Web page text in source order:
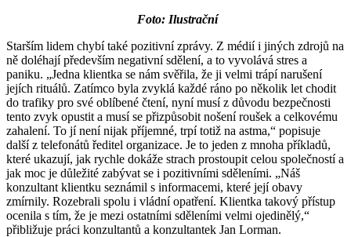
Foto: Ilustrační
Starším lidem chybí také pozitivní zprávy. Z médií i jiných zdrojů na
ně doléhají především negativní sdělení, a to vyvolává stres a
paniku. „Jedna klientka se nám svěřila, že ji velmi trápí narušení
jejích rituálů. Zatímco byla zvyklá každé ráno po několik let chodit
do trafiky pro své oblíbené čtení, nyní musí z důvodu bezpečnosti
tento zvyk opustit a musí se přizpůsobit nošení roušek a celkovému
zahalení. To jí není nijak příjemné, trpí totiž na astma,“ popisuje
další z telefonátů ředitel organizace. Je to jeden z mnoha příkladů,
které ukazují, jak rychle dokáže strach prostoupit celou společností a
jak moc je důležité zabývat se i pozitivními sděleními. „Náš
konzultant klientku seznámil s informacemi, které její obavy
zmírnily. Rozebrali spolu i vládní opatření. Klientka takový přístup
ocenila s tím, že je mezi ostatními sděleními velmi ojedinělý,“
přibližuje práci konzultantů a konzultantek Jan Lorman.